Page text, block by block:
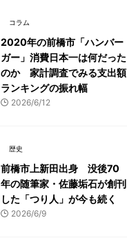
コラム
2020年の前橋市「ハンバー
ガー」消費日本一は何だった
のか 家計調査でみる支出額
ランキングの振れ幅
2026/6/12
歴史
前橋市上新田出身 没後70
年の随筆家・佐藤垢石が創刊
した「つり人」が今も続く
2026/6/9